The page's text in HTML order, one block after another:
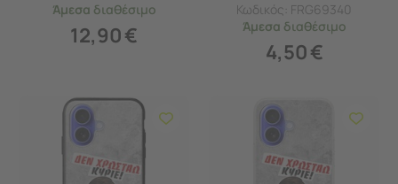
Άμεσα διαθέσιμο
12,90€
Κωδικός: FRG69340
Άμεσα διαθέσιμο
4,50€